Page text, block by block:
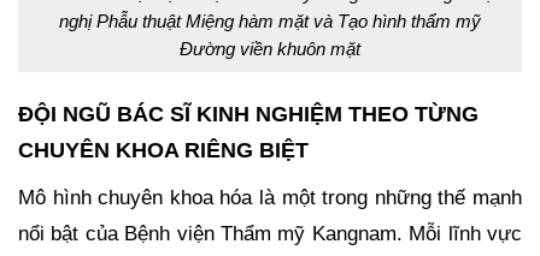
nghị Phẫu thuật Miệng hàm mặt và Tạo hình thẩm mỹ
Đường viền khuôn mặt
ĐỘI NGŨ BÁC SĨ KINH NGHIỆM THEO TỪNG
CHUYÊN KHOA RIÊNG BIỆT
Mô hình chuyên khoa hóa là một trong những thế mạnh
nổi bật của Bệnh viện Thẩm mỹ Kangnam. Mỗi lĩnh vực